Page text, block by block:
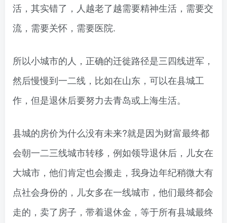
活，其实错了，人越老了越需要精神生活，需要交
流，需要关怀，需要医院.
所以小城市的人，正确的迁徙路径是三四线进军，
然后慢慢到一二线，比如在山东，可以在县城工
作，但是退休后要努力去青岛或上海生活。
县城的房价为什么没有未来?就是因为财富最终都
会朝一二三线城市转移，例如领导退休后，儿女在
大城市，他们肯定也会搬走，我身边年纪稍微大有
点社会身份的，儿女多在一线城市，他们最终都会
走的，卖了房子，带着退休金，等于所有县城最终